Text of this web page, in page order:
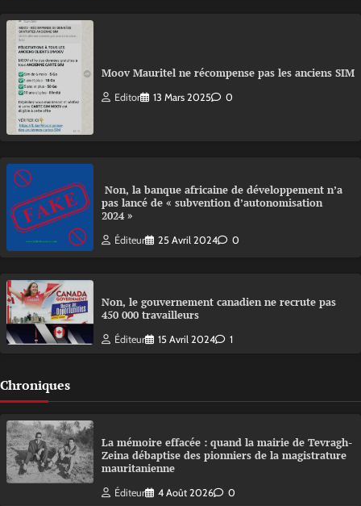
Moov Mauritel ne récompense pas les anciens SIM
Editor 13 Mars 2025 0
Non, la banque africaine de développement n’a
pas lancé de « subvention d’autonomisation
2024 »
Éditeur 25 Avril 2024 0
Non, le gouvernement canadien ne recrute pas
450 000 travailleurs
Éditeur 15 Avril 2024 1
Chroniques
La mémoire effacée : quand la mairie de Tevragh-
Zeina débaptise des pionniers de la magistrature
mauritanienne
Éditeur 4 Août 2026 0